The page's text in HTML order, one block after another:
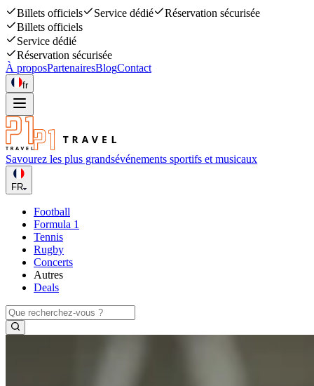
Billets officiels Service dédié
Réservation sécurisée
Billets officiels
Service dédié
Réservation sécurisée
À proposPartenairesBlogContact
fr
Savourez les plus grandsévénements sportifs et musicaux
FR
Football
Formula 1
Tennis
Rugby
Concerts
Autres
Deals